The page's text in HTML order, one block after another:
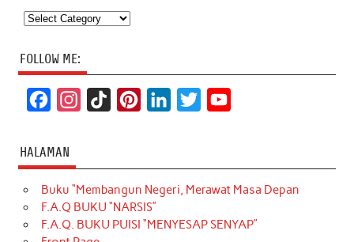
Categories
FOLLOW ME:
c
e
b
o
t
a
g
T
o
k
t
e
r
k
e
d
t
t
e
T
u
b
HALAMAN
Buku “Membangun Negeri, Merawat Masa Depan
F.A.Q BUKU “NARSIS”
F.A.Q. BUKU PUISI “MENYESAP SENYAP”